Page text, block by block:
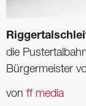
die
Bürgermeister
von ff media